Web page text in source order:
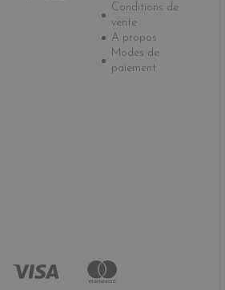
Conditions de
vente
A propos
Modes de
paiement